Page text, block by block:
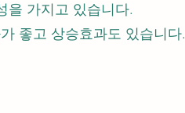
을 가지고 있습니다.
좋고 상승효과도 있습니다.